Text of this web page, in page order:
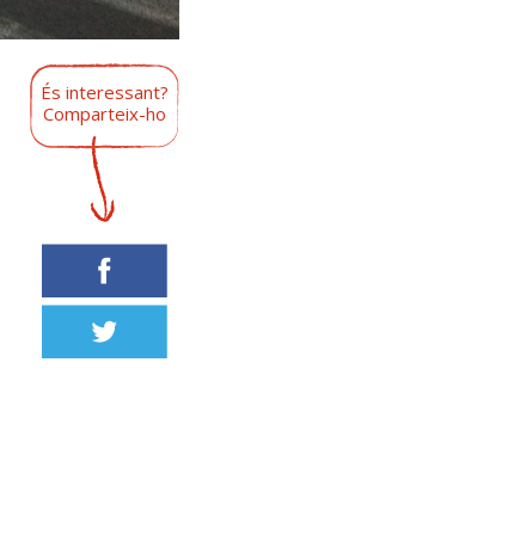
És interessant?
Comparteix-ho